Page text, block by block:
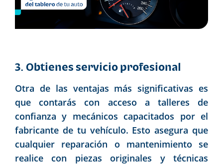
3. Obtienes servicio profesional
Otra de las ventajas más significativas es
que contarás con acceso a talleres de
confianza y mecánicos capacitados por el
fabricante de tu vehículo. Esto asegura que
cualquier reparación o mantenimiento se
realice con piezas originales y técnicas